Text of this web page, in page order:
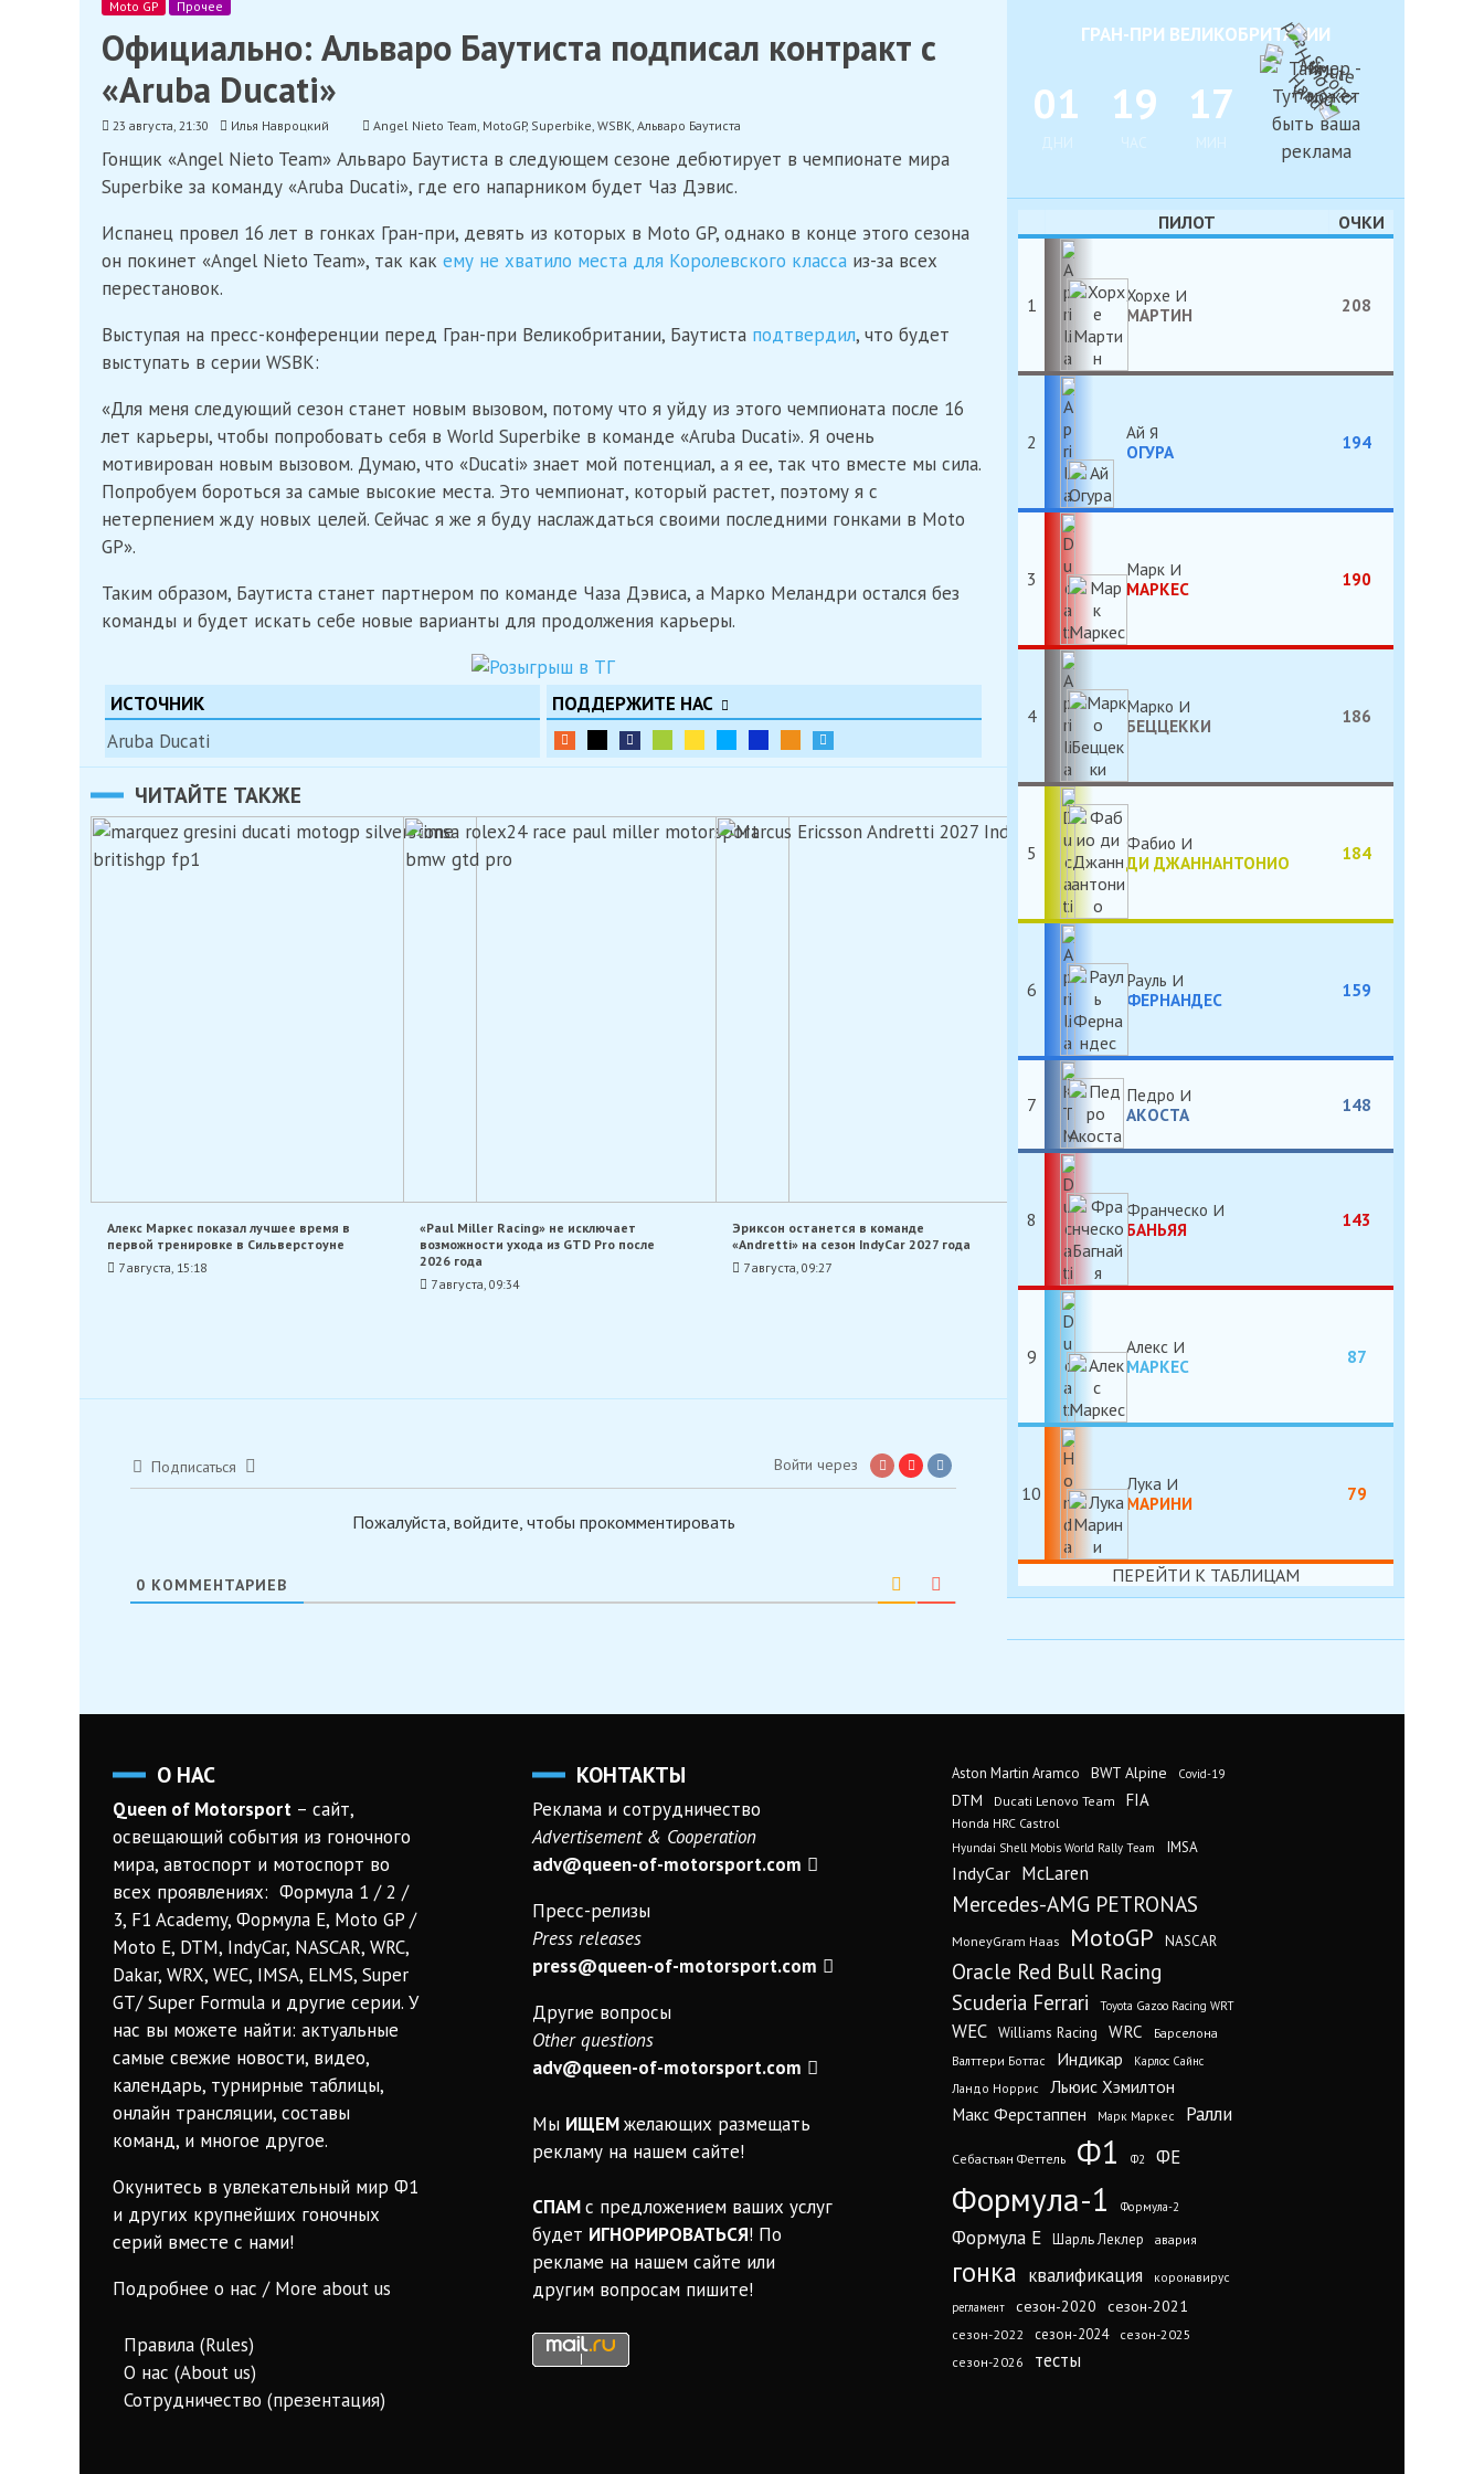
Moto GP Прочее
Официально: Альваро Баутиста подписал контракт с
«Aruba Ducati»
23 августа, 21:30 Илья Навроцкий Angel Nieto Team, MotoGP, Superbike, WSBK, Альваро Баутиста
Гонщик «Angel Nieto Team» Альваро Баутиста в следующем сезоне дебютирует в чемпионате мира
Superbike за команду «Aruba Ducati», где его напарником будет Чаз Дэвис.
Испанец провел 16 лет в гонках Гран-при, девять из которых в Moto GP, однако в конце этого сезона
он покинет «Angel Nieto Team», так как ему не хватило места для Королевского класса из-за всех
перестановок.
Выступая на пресс-конференции перед Гран-при Великобритании, Баутиста подтвердил, что будет
выступать в серии WSBK:
«Для меня следующий сезон станет новым вызовом, потому что я уйду из этого чемпионата после 16
лет карьеры, чтобы попробовать себя в World Superbike в команде «Aruba Ducati». Я очень
мотивирован новым вызовом. Думаю, что «Ducati» знает мой потенциал, а я ее, так что вместе мы сила.
Попробуем бороться за самые высокие места. Это чемпионат, который растет, поэтому я с
нетерпением жду новых целей. Сейчас я же я буду наслаждаться своими последними гонками в Moto
GP».
Таким образом, Баутиста станет партнером по команде Чаза Дэвиса, а Марко Меландри остался без
команды и будет искать себе новые варианты для продолжения карьеры.
ИСТОЧНИК
Aruba Ducati
ПОДДЕРЖИТЕ НАС
ЧИТАЙТЕ ТАКЖЕ
Алекс Маркес показал лучшее время в
первой тренировке в Сильверстоуне
7 августа, 15:18
«Paul Miller Racing» не исключает
возможности ухода из GTD Pro после
2026 года
7 августа, 09:34
Эриксон останется в команде
«Andretti» на сезон IndyCar 2027 года
7 августа, 09:27
Подписаться Войти через
Пожалуйста, войдите, чтобы прокомментировать
0 КОММЕНТАРИЕВ
ГРАН-ПРИ ВЕЛИКОБРИТАНИИ
01
ДНИ
19
ЧАС
17
МИН
ПИЛОТ ОЧКИ
1
Хорхе
МАРТИН
208
2
Ай
ОГУРА
194
3
Марк
МАРКЕС
190
4
Марко
БЕЦЦЕККИ
186
5
Фабио
ДИ ДЖАННАНТОНИО
184
6
Рауль
ФЕРНАНДЕС
159
7
Педро
АКОСТА
148
8
Франческо
БАНЬЯЯ
143
9
Алекс
МАРКЕС
87
10
Лука
МАРИНИ
79
ПЕРЕЙТИ К ТАБЛИЦАМ
О НАС
Queen of Motorsport – сайт,
освещающий события из гоночного
мира, автоспорт и мотоспорт во
всех проявлениях: Формула 1 / 2 /
3, F1 Academy, Формула Е, Moto GP /
Moto E, DTM, IndyCar, NASCAR, WRC,
Dakar, WRX, WEC, IMSA, ELMS, Super
GT/ Super Formula и другие серии. У
нас вы можете найти: актуальные
самые свежие новости, видео,
календарь, турнирные таблицы,
онлайн трансляции, составы
команд, и многое другое.
Окунитесь в увлекательный мир Ф1
и других крупнейших гоночных
серий вместе с нами!
Подробнее о нас / More about us
Правила (Rules)
О нас (About us)
Сотрудничество (презентация)
КОНТАКТЫ
Реклама и сотрудничество
Advertisement & Cooperation
adv@queen-of-motorsport.com
Пресс-релизы
Press releases
press@queen-of-motorsport.com
Другие вопросы
Other questions
adv@queen-of-motorsport.com
Мы ИЩЕМжелающих размещать
рекламу на нашем сайте!
СПАМс предложением ваших услуг
будет ИГНОРИРОВАТЬСЯ! По
рекламе на нашем сайте или
другим вопросам пишите!
Aston Martin Aramco BWT Alpine Covid-19
DTM Ducati Lenovo Team FIA
Honda HRC Castrol
Hyundai Shell Mobis World Rally Team IMSA
IndyCar McLaren
Mercedes-AMG PETRONAS
MoneyGram Haas MotoGP NASCAR
Oracle Red Bull Racing
Scuderia Ferrari Toyota Gazoo Racing WRT
WEC Williams Racing WRC
Барселона
Валттери Боттас
Индикар Карлос Сайнс
Ландо Норрис
Льюис Хэмилтон
Макс Ферстаппен
Марк Маркес Ралли
Себастьян Феттель Ф1 Ф2 ФЕ
Формула-1 Формула-2
Формула Е Шарль Леклер авария
гонка квалификация коронавирус
регламент сезон-2020 сезон-2021
сезон-2022 сезон-2024
сезон-2025
сезон-2026
тесты